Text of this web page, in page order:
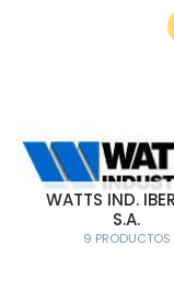
WATTS IND.
S.A.
9 PRODUCTOS